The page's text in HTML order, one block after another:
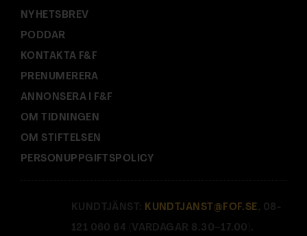
NYHETSBREV
PODDAR
KONTAKTA F&F
PRENUMERERA
ANNONSERA I F&F
OM TIDNINGEN
OM STIFTELSEN
PERSONUPPGIFTSPOLICY
KUNDTJÄNST: KUNDTJANST@FOF.SE , 08-
121 060 64 (VARDAGAR 8.30–17.00).